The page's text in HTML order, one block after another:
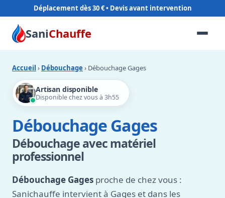
Déplacement dès 30 €
SaniChauffe
Accueil › Débouchage › Débouchage Gages
Artisan disponible
Disponible chez vous à 3h55
Débouchage Gages
Débouchage avec matériel
professionnel
Débouchage Gages proche de chez vous :
Sanichauffe intervient à Gages et dans les